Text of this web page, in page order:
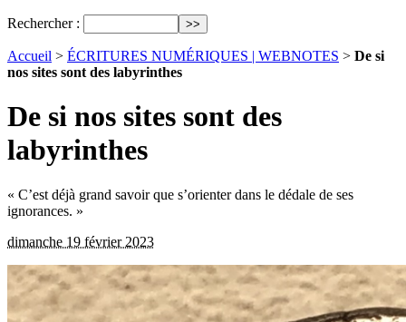
Rechercher :
Accueil > ÉCRITURES NUMÉRIQUES | WEBNOTES > De si
nos sites sont des labyrinthes
De si nos sites sont des
labyrinthes
« C’est déjà grand savoir que s’orienter dans le dédale de ses
ignorances. »
dimanche 19 février 2023